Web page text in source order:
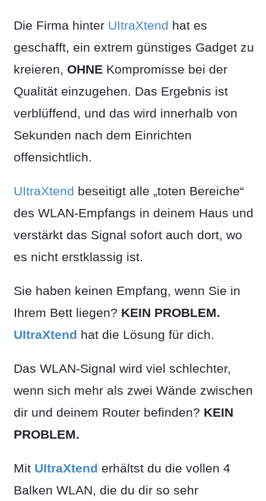
Die Firma hinter UItraXtend hat es
geschafft, ein extrem günstiges Gadget zu
kreieren, OHNE Kompromisse bei der
Qualität einzugehen. Das Ergebnis ist
verblüffend, und das wird innerhalb von
Sekunden nach dem Einrichten
offensichtlich.
UItraXtend beseitigt alle „toten Bereiche“
des WLAN-Empfangs in deinem Haus und
verstärkt das Signal sofort auch dort, wo
es nicht erstklassig ist.
Sie haben keinen Empfang, wenn Sie in
Ihrem Bett liegen? KEIN PROBLEM.
UItraXtend hat die Lösung für dich.
Das WLAN-Signal wird viel schlechter,
wenn sich mehr als zwei Wände zwischen
dir und deinem Router befinden? KEIN
PROBLEM.
Mit UItraXtend erhältst du die vollen 4
Balken WLAN, die du dir so sehr